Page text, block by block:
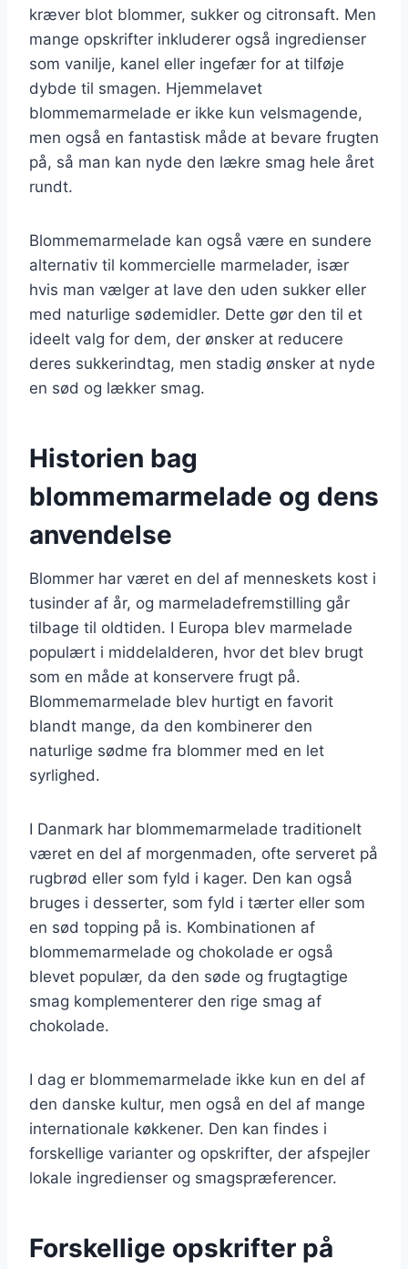
kræver blot blommer, sukker og citronsaft. Men
mange opskrifter inkluderer også ingredienser
som vanilje, kanel eller ingefær for at tilføje
dybde til smagen. Hjemmelavet
blommemarmelade er ikke kun velsmagende,
men også en fantastisk måde at bevare frugten
på, så man kan nyde den lækre smag hele året
rundt.
Blommemarmelade kan også være en sundere
alternativ til kommercielle marmelader, især
hvis man vælger at lave den uden sukker eller
med naturlige sødemidler. Dette gør den til et
ideelt valg for dem, der ønsker at reducere
deres sukkerindtag, men stadig ønsker at nyde
en sød og lækker smag.
Historien bag
blommemarmelade og dens
anvendelse
Blommer har været en del af menneskets kost i
tusinder af år, og marmeladefremstilling går
tilbage til oldtiden. I Europa blev marmelade
populært i middelalderen, hvor det blev brugt
som en måde at konservere frugt på.
Blommemarmelade blev hurtigt en favorit
blandt mange, da den kombinerer den
naturlige sødme fra blommer med en let
syrlighed.
I Danmark har blommemarmelade traditionelt
været en del af morgenmaden, ofte serveret på
rugbrød eller som fyld i kager. Den kan også
bruges i desserter, som fyld i tærter eller som
en sød topping på is. Kombinationen af
blommemarmelade og chokolade er også
blevet populær, da den søde og frugtagtige
smag komplementerer den rige smag af
chokolade.
I dag er blommemarmelade ikke kun en del af
den danske kultur, men også en del af mange
internationale køkkener. Den kan findes i
forskellige varianter og opskrifter, der afspejler
lokale ingredienser og smagspræferencer.
Forskellige opskrifter på